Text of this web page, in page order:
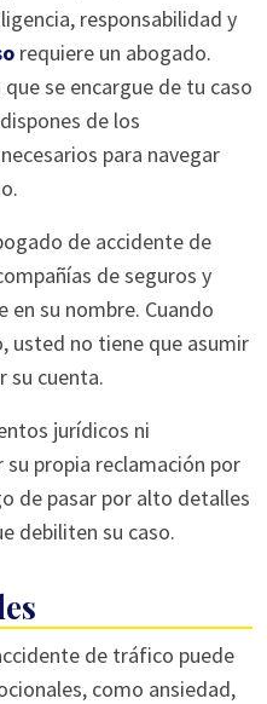
responsabilidad y
requiere un abogado.
se encargue de tu caso
de los
para navegar
de accidente de
de seguros y
en su nombre. Cuando
usted no tiene que asumir
su cuenta.
jurídicos ni
propia reclamación por
de pasar por alto detalles
debiliten su caso.
de tráfico puede
como ansiedad,